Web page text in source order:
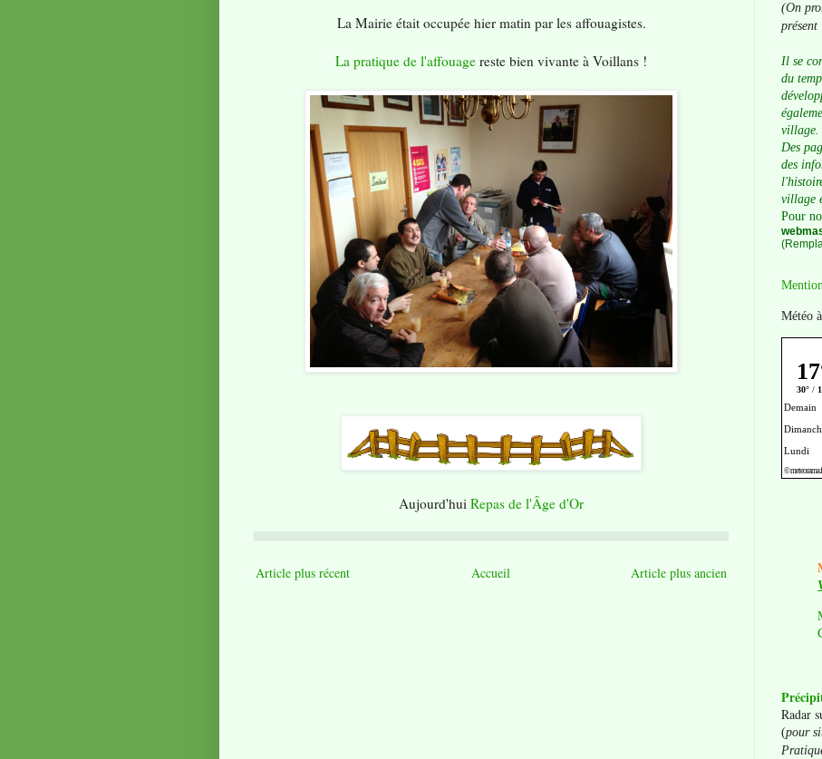
La Mairie était occupée hier matin par les affouagistes.
La pratique de l'affouage reste bien vivante à Voillans !
Aujourd'hui Repas de l'Âge d'Or
Article plus récent Article plus ancien
Accueil
(On
Il se
du
village.
Des
des
village
Pour
Météo
Radar
(pour